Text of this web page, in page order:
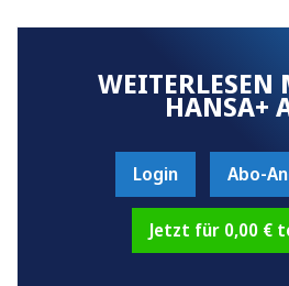
WEITERLESEN
HANSA+
Login Abo-
Jetzt für 0,00 €